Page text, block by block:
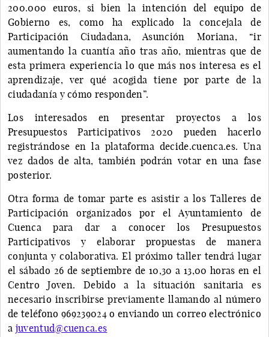
200.000 euros, si bien la intención del equipo de
Gobierno es, como ha explicado la concejala de
Participación Ciudadana, Asunción Moriana, “ir
aumentando la cuantía año tras año, mientras que de
esta primera experiencia lo que más nos interesa es el
aprendizaje, ver qué acogida tiene por parte de la
ciudadanía y cómo responden”.
Los interesados en presentar proyectos a los
Presupuestos Participativos 2020 pueden hacerlo
registrándose en la plataforma decide.cuenca.es. Una
vez dados de alta, también podrán votar en una fase
posterior.
Otra forma de tomar parte es asistir a los Talleres de
Participación organizados por el Ayuntamiento de
Cuenca para dar a conocer los Presupuestos
Participativos y elaborar propuestas de manera
conjunta y colaborativa. El próximo taller tendrá lugar
el sábado 26 de septiembre de 10,30 a 13,00 horas en el
Centro Joven. Debido a la situación sanitaria es
necesario inscribirse previamente llamando al número
de teléfono 969239024 o enviando un correo electrónico
a juventud@cuenca.es